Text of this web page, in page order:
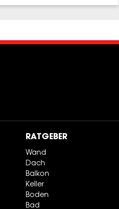
RATGEBER
Wand
Dach
Balkon
Keller
Boden
Bad